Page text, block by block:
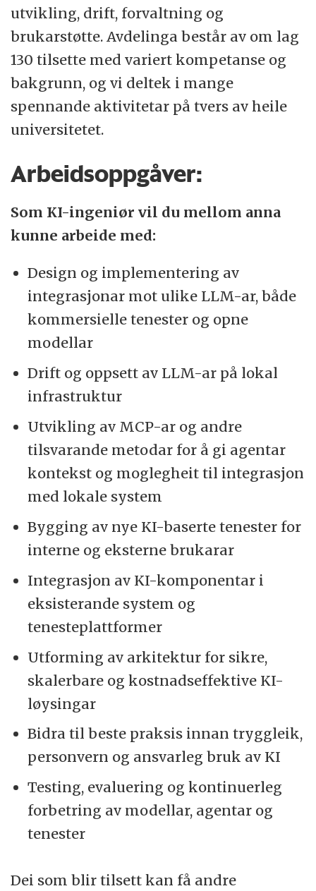
utvikling, drift, forvaltning og
brukarstøtte. Avdelinga består av om lag
130 tilsette med variert kompetanse og
bakgrunn, og vi deltek i mange
spennande aktivitetar på tvers av heile
universitetet.
Arbeidsoppgåver:
Som KI-ingeniør vil du mellom anna
kunne arbeide med:
Design og implementering av
integrasjonar mot ulike LLM-ar, både
kommersielle tenester og opne
modellar
Drift og oppsett av LLM-ar på lokal
infrastruktur
Utvikling av MCP-ar og andre
tilsvarande metodar for å gi agentar
kontekst og moglegheit til integrasjon
med lokale system
Bygging av nye KI-baserte tenester for
interne og eksterne brukarar
Integrasjon av KI-komponentar i
eksisterande system og
tenesteplattformer
Utforming av arkitektur for sikre,
skalerbare og kostnadseffektive KI-
løysingar
Bidra til beste praksis innan tryggleik,
personvern og ansvarleg bruk av KI
Testing, evaluering og kontinuerleg
forbetring av modellar, agentar og
tenester
Dei som blir tilsett kan få andre